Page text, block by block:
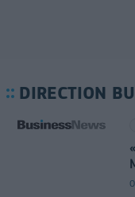
DIRECTION